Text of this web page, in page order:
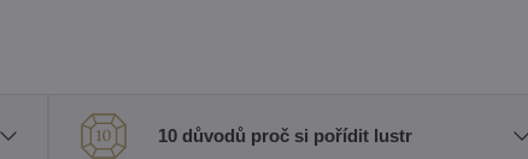
10 důvodů proč si pořídit lustr